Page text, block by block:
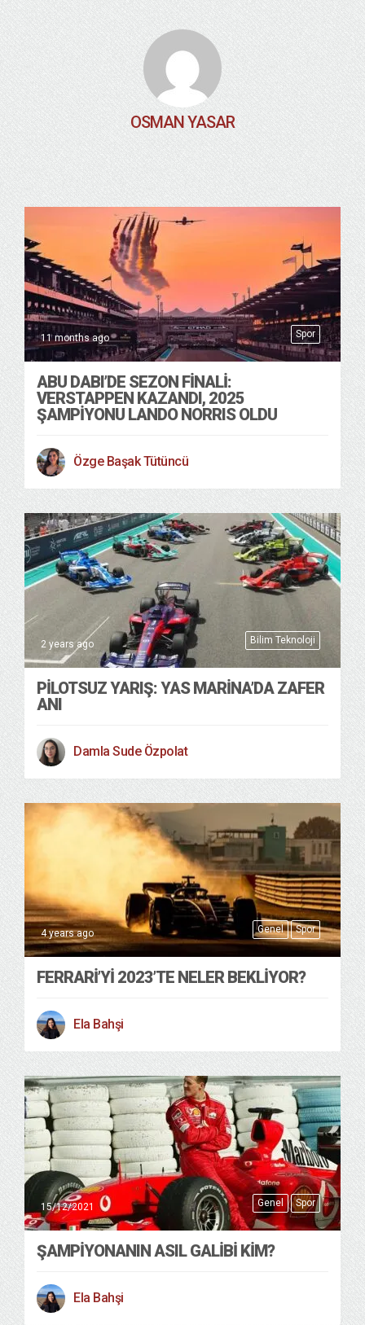
OSMAN YASAR
Spor
11 months ago
ABU DABI’DE SEZON FINALI:
VERSTAPPEN KAZANDI, 2025
ŞAMPIYONU LANDO NORRIS OLDU
Özge Başak Tütüncü
Bilim Teknoloji
2 years ago
PILOTSUZ YARIŞ: YAS MARINA’DA ZAFER
ANI
Damla Sude Özpolat
Genel Spor
4 years ago
FERRARI’YI 2023’TE NELER BEKLIYOR?
Ela Bahşi
Genel Spor
15/12/2021
ŞAMPİYONANIN ASIL GALİBİ KİM?
Ela Bahşi